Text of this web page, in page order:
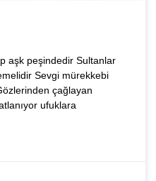
aşk peşindedir Sultanlar
Sevgi mürekkebi
çağlayan
ufuklara